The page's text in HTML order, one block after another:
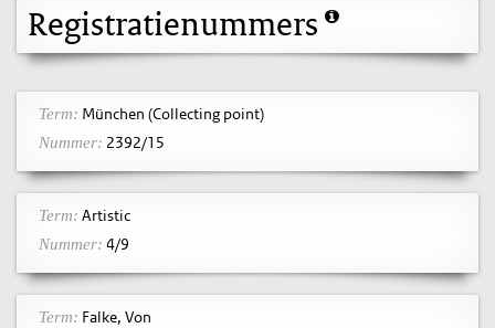
Registratienummers
Term: München (Collecting point)
Nummer: 2392/15
Term: Artistic
Nummer: 4/9
Term: Falke, Von